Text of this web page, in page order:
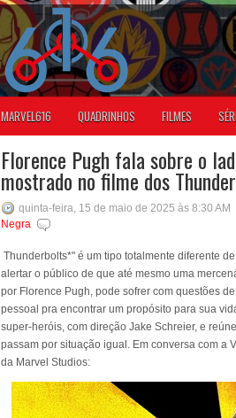
MARVEL616 QUADRINHOS FILMES
Florence Pugh fala sobre o
mostrado no filme dos
quinta-feira, 15 de maio de 2025 às 8:30 AM
Negra
Thunderbolts*" é um tipo totalmente diferente
alertar o público de que até mesmo uma
por Florence Pugh, pode sofrer com questões
pessoal pra encontrar um propósito para sua
super-heróis, com direção Jake Schreier, e
passam por situação igual. Em conversa com a
da Marvel Studios: